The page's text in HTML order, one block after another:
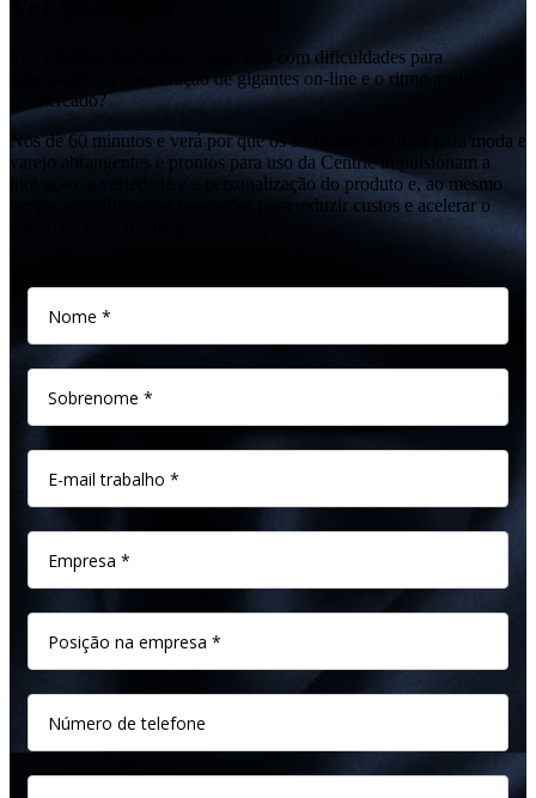
Sua empresa de moda e varejo está com dificuldades para
acompanhar a proliferação de gigantes on-line e o ritmo acelerado
do mercado?
Nos dê 60 minutos e verá por que os softwares de PLM para moda e
varejo abrangentes e prontos para uso da Centric impulsionam a
inovação, a variedade e a personalização do produto e, ao mesmo
tempo, simplificam as operações para reduzir custos e acelerar o